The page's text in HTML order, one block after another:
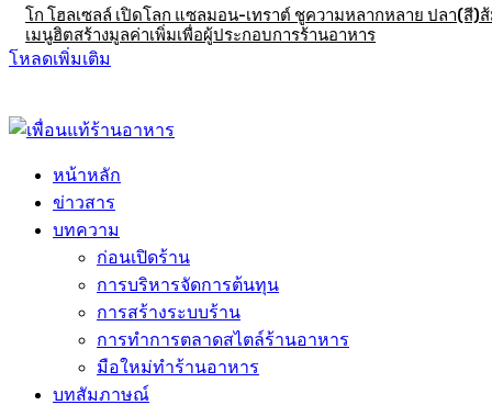
โก โฮลเซลล์ เปิดโลก แซลมอน-เทราต์ ชูความหลากหลาย ปลา(สี)
เมนูฮิตสร้างมูลค่าเพิ่มเพื่อผู้ประกอบการร้านอาหาร
โหลดเพิ่มเติม
หน้าหลัก
ข่าวสาร
บทความ
ก่อนเปิดร้าน
การบริหารจัดการต้นทุน
การสร้างระบบร้าน
การทำการตลาดสไตล์ร้านอาหาร
มือใหม่ทำร้านอาหาร
บทสัมภาษณ์